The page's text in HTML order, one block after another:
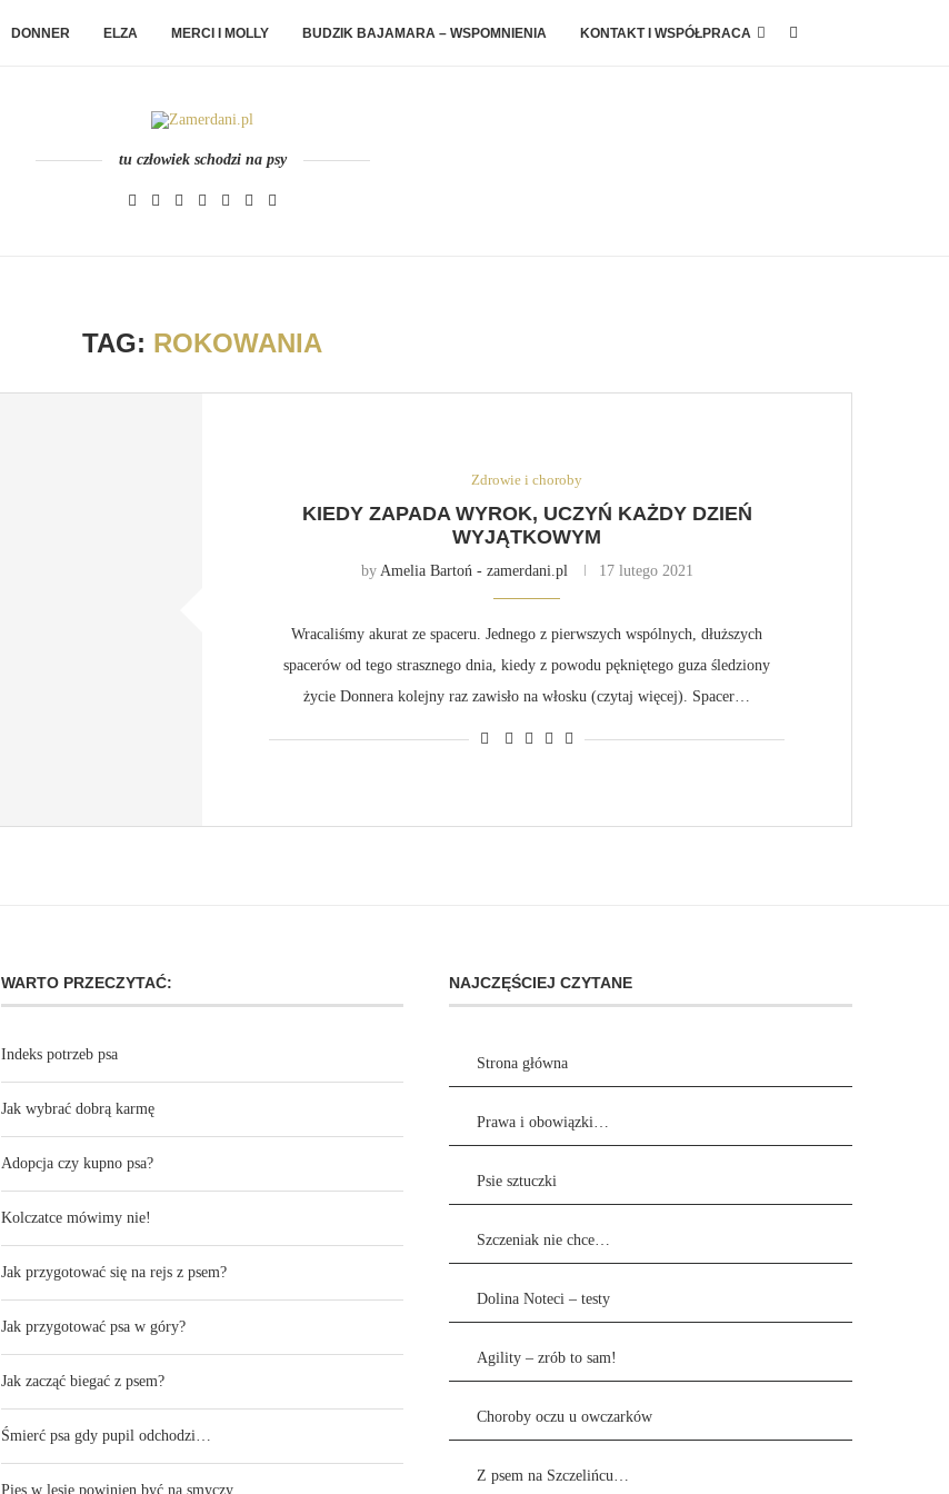
DONNER ELZA MERCI I MOLLY BUDZIK BAJAMARA – WSPOMNIENIA KONTAKT I WSPÓŁPRACA
tu człowiek schodzi na psy
TAG: ROKOWANIA
Zdrowie i choroby
KIEDY ZAPADA WYROK, UCZYŃ KAŻDY DZIEŃ
WYJĄTKOWYM
by Amelia Bartoń - zamerdani.pl 17 lutego 2021
Wracaliśmy akurat ze spaceru. Jednego z pierwszych wspólnych, dłuższych
spacerów od tego strasznego dnia, kiedy z powodu pękniętego guza śledziony
życie Donnera kolejny raz zawisło na włosku (czytaj więcej). Spacer…
WARTO PRZECZYTAĆ:
Indeks potrzeb psa
Jak wybrać dobrą karmę
Adopcja czy kupno psa?
Kolczatce mówimy nie!
Jak przygotować się na rejs z psem?
Jak przygotować psa w góry?
Jak zacząć biegać z psem?
Śmierć psa gdy pupil odchodzi…
Pies w lesie powinien być na smyczy
NAJCZĘŚCIEJ CZYTANE
Strona główna
Prawa i obowiązki…
Psie sztuczki
Szczeniak nie chce…
Dolina Noteci – testy
Agility – zrób to sam!
Choroby oczu u owczarków
Z psem na Szczelińcu…